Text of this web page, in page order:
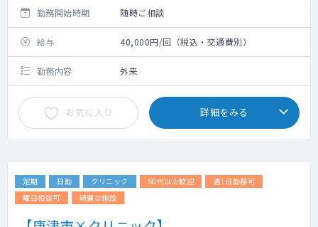
勤務開始時期 随時ご相談
給与 40,000円/回（税込・交通費別）
勤務内容 外来
お気に入り 詳細をみる
定期 日勤 クリニック 60代以上歓迎
週1日勤務可
曜日相談可
綺麗な施設